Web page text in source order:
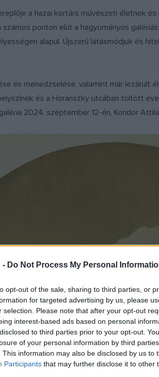
- Do Not Process My Personal
opt-out of the sale, sharing to third parties, or
for targeted advertising by us, please
selection. Please note that after your opt-out
interest-based ads based on personal
to third parties prior to your opt-out.
of your personal information by third
This information may also be disclosed by us to
Participants that may further disclose it to other
a hazai kortárs művészeti életnek
ponton elüt a hagyományos
alapul. Újszerű látásmódjuk és
és menedzselése, valamint már lezárult
és a Horánszky utcában töltött
2024. szeptember 12-én, Kondor Attila